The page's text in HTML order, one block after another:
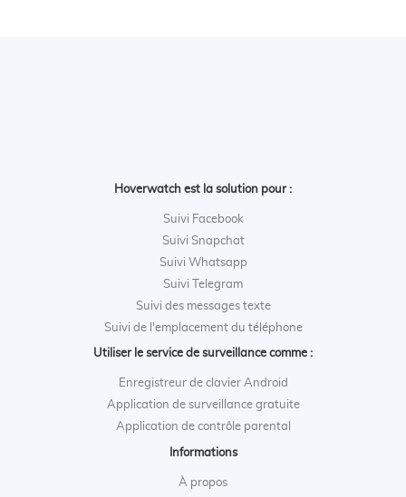
Hoverwatch est la solution pour :
Suivi Facebook
Suivi Snapchat
Suivi Whatsapp
Suivi Telegram
Suivi des messages texte
Suivi de l'emplacement du téléphone
Utiliser le service de surveillance comme :
Enregistreur de clavier Android
Application de surveillance gratuite
Application de contrôle parental
Informations
À propos